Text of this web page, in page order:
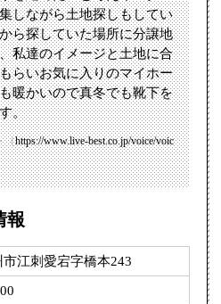
しながら土地探しもしてい
ら探していた場所に分譲地
私達のイメージと土地に合
らいお気に入りのマイホー
暖かいので真冬でも靴下を
。
（https://www.live-best.co.jp/voice/voic
報
江刺愛宕字橋本243